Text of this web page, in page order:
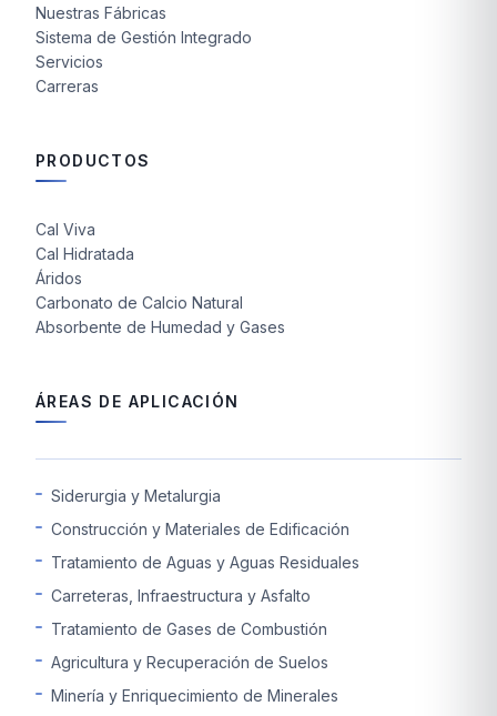
Nuestras Fábricas
Sistema de Gestión Integrado
Servicios
Carreras
PRODUCTOS
Cal Viva
Cal Hidratada
Áridos
Carbonato de Calcio Natural
Absorbente de Humedad y Gases
ÁREAS DE APLICACIÓN
Siderurgia y Metalurgia
Construcción y Materiales de Edificación
Tratamiento de Aguas y Aguas Residuales
Carreteras, Infraestructura y Asfalto
Tratamiento de Gases de Combustión
Agricultura y Recuperación de Suelos
Minería y Enriquecimiento de Minerales